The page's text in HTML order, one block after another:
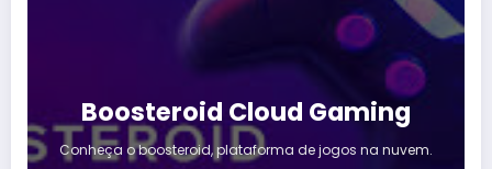
Boosteroid Cloud Gaming
Conheça o boosteroid, plataforma de jogos na nuvem.